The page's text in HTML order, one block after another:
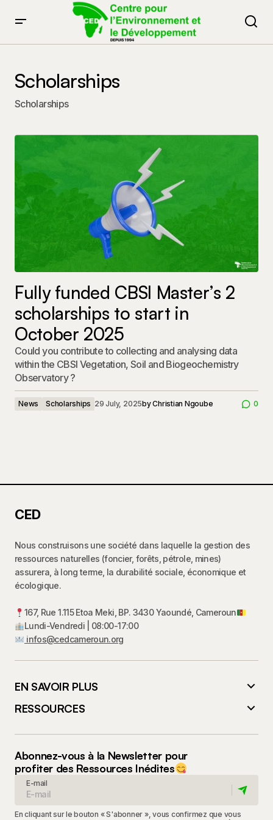
Scholarships
Scholarships
Fully funded CBSI Master’s 2
scholarships to start in
October 2025
Could you contribute to collecting and analysing data
within the CBSI Vegetation, Soil and Biogeochemistry
Observatory ?
News Scholarships 29 July, 2025byChristian Ngoube 0
CED
Nous construisons une société dans laquelle la gestion des
ressources naturelles (foncier, forêts, pétrole, mines)
assurera, à long terme, la durabilité sociale, économique et
écologique.
167, Rue 1.115 Etoa Meki, BP. 3430 Yaoundé, Cameroun
Lundi-Vendredi | 08:00-17:00
infos@cedcameroun.org
EN SAVOIR PLUS
RESSOURCES
Abonnez-vous à la Newsletter pour
profiter des Ressources Inédites
E-mail
En cliquant sur le bouton « S'abonner », vous confirmez que vous